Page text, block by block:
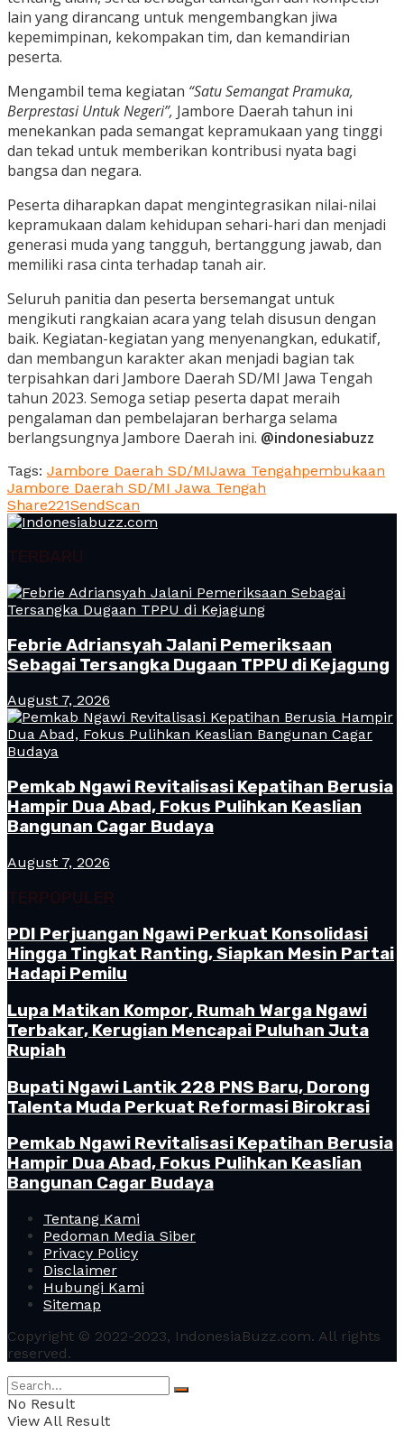
lain yang dirancang untuk mengembangkan jiwa
kepemimpinan, kekompakan tim, dan kemandirian
peserta.
Mengambil tema kegiatan “Satu Semangat Pramuka,
Berprestasi Untuk Negeri”, Jambore Daerah tahun ini
menekankan pada semangat kepramukaan yang tinggi
dan tekad untuk memberikan kontribusi nyata bagi
bangsa dan negara.
Peserta diharapkan dapat mengintegrasikan nilai-nilai
kepramukaan dalam kehidupan sehari-hari dan menjadi
generasi muda yang tangguh, bertanggung jawab, dan
memiliki rasa cinta terhadap tanah air.
Seluruh panitia dan peserta bersemangat untuk
mengikuti rangkaian acara yang telah disusun dengan
baik. Kegiatan-kegiatan yang menyenangkan, edukatif,
dan membangun karakter akan menjadi bagian tak
terpisahkan dari Jambore Daerah SD/MI Jawa Tengah
tahun 2023. Semoga setiap peserta dapat meraih
pengalaman dan pembelajaran berharga selama
berlangsungnya Jambore Daerah ini. @indonesiabuzz
Tags: Jambore Daerah SD/MIJawa Tengahpembukaan
Jambore Daerah SD/MI Jawa Tengah
Share221SendScan
TERBARU
Febrie Adriansyah Jalani Pemeriksaan
Sebagai Tersangka Dugaan TPPU di Kejagung
August 7, 2026
Pemkab Ngawi Revitalisasi Kepatihan Berusia
Hampir Dua Abad, Fokus Pulihkan Keaslian
Bangunan Cagar Budaya
August 7, 2026
TERPOPULER
PDI Perjuangan Ngawi Perkuat Konsolidasi
Hingga Tingkat Ranting, Siapkan Mesin Partai
Hadapi Pemilu
Lupa Matikan Kompor, Rumah Warga Ngawi
Terbakar, Kerugian Mencapai Puluhan Juta
Rupiah
Bupati Ngawi Lantik 228 PNS Baru, Dorong
Talenta Muda Perkuat Reformasi Birokrasi
Pemkab Ngawi Revitalisasi Kepatihan Berusia
Hampir Dua Abad, Fokus Pulihkan Keaslian
Bangunan Cagar Budaya
Tentang Kami
Pedoman Media Siber
Privacy Policy
Disclaimer
Hubungi Kami
Sitemap
Copyright © 2022-2023, IndonesiaBuzz.com. All rights
reserved.
No Result
View All Result